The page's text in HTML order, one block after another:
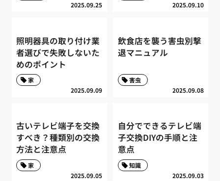
2025.09.25 2025.09.10
照明器具の取り付け業
者選びで失敗しないた
めのポイント
2025.09.09
家
飲食店を襲う害虫別撃
退マニュアル
2025.09.08
害虫
古いテレビ端子を交換
すべき？種類別の交換
方法と注意点
2025.09.05
家
自分でできるテレビ端
子交換DIYの手順と注
意点
2025.09.03
知識